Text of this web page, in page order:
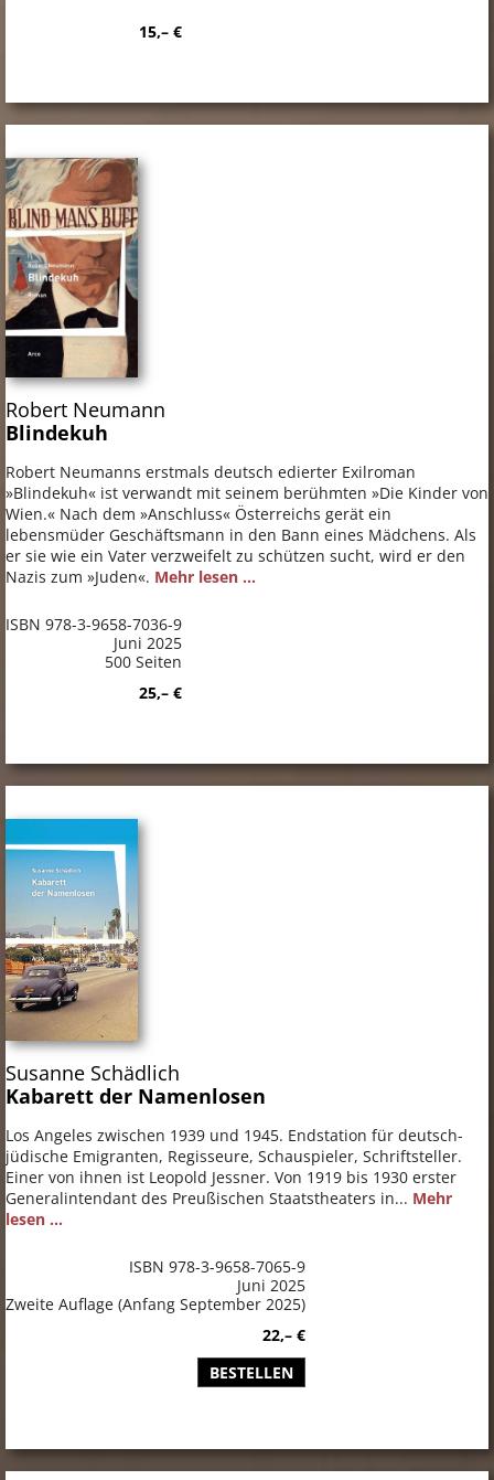
15,– €
Robert Neumann
Blindekuh
Robert Neumanns erstmals deutsch edierter Exilroman
»Blindekuh« ist verwandt mit seinem berühmten »Die Kinder von
Wien.« Nach dem »Anschluss« Österreichs gerät ein
lebensmüder Geschäftsmann in den Bann eines Mädchens. Als
er sie wie ein Vater verzweifelt zu schützen sucht, wird er den
Nazis zum »Juden«. Mehr lesen ...
ISBN 978-3-9658-7036-9
Juni 2025
500 Seiten
25,– €
Susanne Schädlich
Kabarett der Namenlosen
Los Angeles zwischen 1939 und 1945. Endstation für deutsch-
jüdische Emigranten, Regisseure, Schauspieler, Schriftsteller.
Einer von ihnen ist Leopold Jessner. Von 1919 bis 1930 erster
Generalintendant des Preußischen Staatstheaters in... Mehr
lesen ...
ISBN 978-3-9658-7065-9
Juni 2025
Zweite Auflage (Anfang September 2025)
22,– €
BESTELLEN